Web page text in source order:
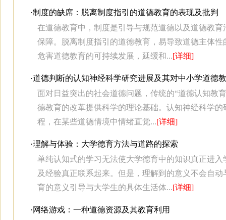
·制度的缺席：脱离制度指引的道德教育的表现及批判
在道德教育中，制度是引导与规范道德以及道德教
保障。脱离制度指引的道德教育，易导致道德主体
危害道德教育的可持续发展，延缓和...[详细]
·道德判断的认知神经科学研究进展及其对中小学道德
面对日益突出的社会道德问题，传统的“道德认知教
德教育的改革提供科学的理论基础。认知神经科学
程，在某些道德情境中情绪直觉...[详细]
·理解与体验：大学德育方法与道路的探索
单纯认知式的学习无法使大学德育中的知识真正进
及经验真正联系起来。但是，理解到的意义不会自
育的意义引导与大学生的具体生活体...[详细]
·网络游戏：一种道德资源及其教育利用